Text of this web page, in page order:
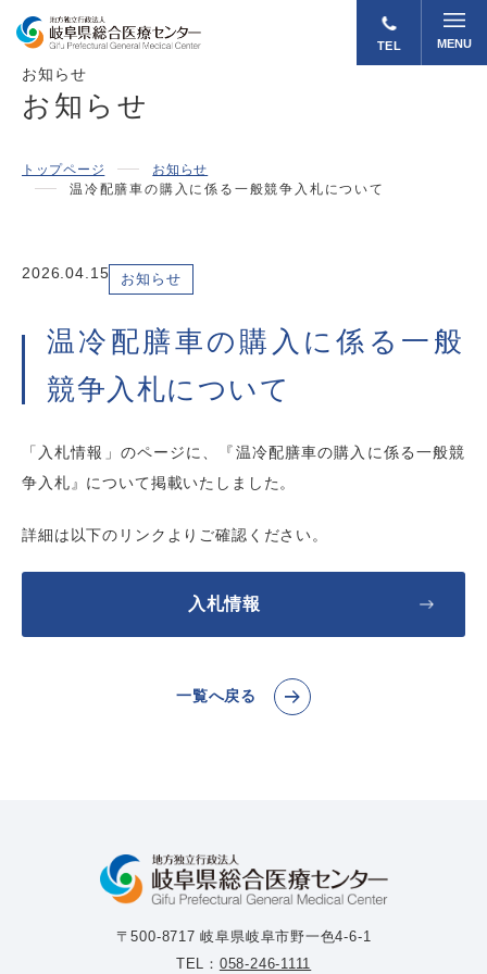
TEL MENU
お知らせ
お知らせ
トップページ
お知らせ
温冷配膳車の購入に係る一般競争入札について
2026.04.15 お知らせ
温冷配膳車の購入に係る一般
競争入札について
「入札情報」のページに、『温冷配膳車の購入に係る一般競
争入札』について掲載いたしました。
詳細は以下のリンクよりご確認ください。
入札情報
一覧へ戻る
〒500-8717 岐阜県岐阜市野一色4-6-1
TEL： 058-246-1111